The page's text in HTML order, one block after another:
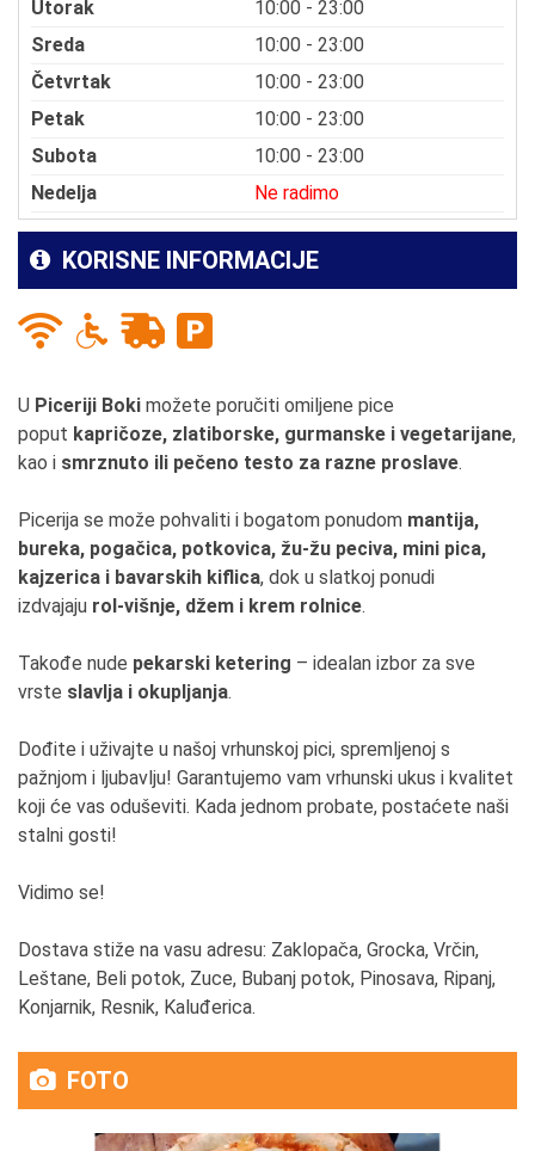
Utorak
10:00 - 23:00
Sreda
10:00 - 23:00
Četvrtak
10:00 - 23:00
Petak
10:00 - 23:00
Subota
10:00 - 23:00
Nedelja
Ne radimo
KORISNE INFORMACIJE
U Piceriji Boki možete poručiti omiljene pice
poput kapričoze, zlatiborske, gurmanske i vegetarijane,
kao i smrznuto ili pečeno testo za razne proslave.
Picerija se može pohvaliti i bogatom ponudom mantija,
bureka, pogačica, potkovica, žu-žu peciva, mini pica,
kajzerica i bavarskih kiflica, dok u slatkoj ponudi
izdvajaju rol-višnje, džem i krem rolnice.
Takođe nude pekarski ketering – idealan izbor za sve
vrste slavlja i okupljanja.
Dođite i uživajte u našoj vrhunskoj pici, spremljenoj s
pažnjom i ljubavlju! Garantujemo vam vrhunski ukus i kvalitet
koji će vas oduševiti. Kada jednom probate, postaćete naši
stalni gosti!
Vidimo se!
Dostava stiže na vasu adresu: Zaklopača, Grocka, Vrčin,
Leštane, Beli potok, Zuce, Bubanj potok, Pinosava, Ripanj,
Konjarnik, Resnik, Kaluđerica.
FOTO